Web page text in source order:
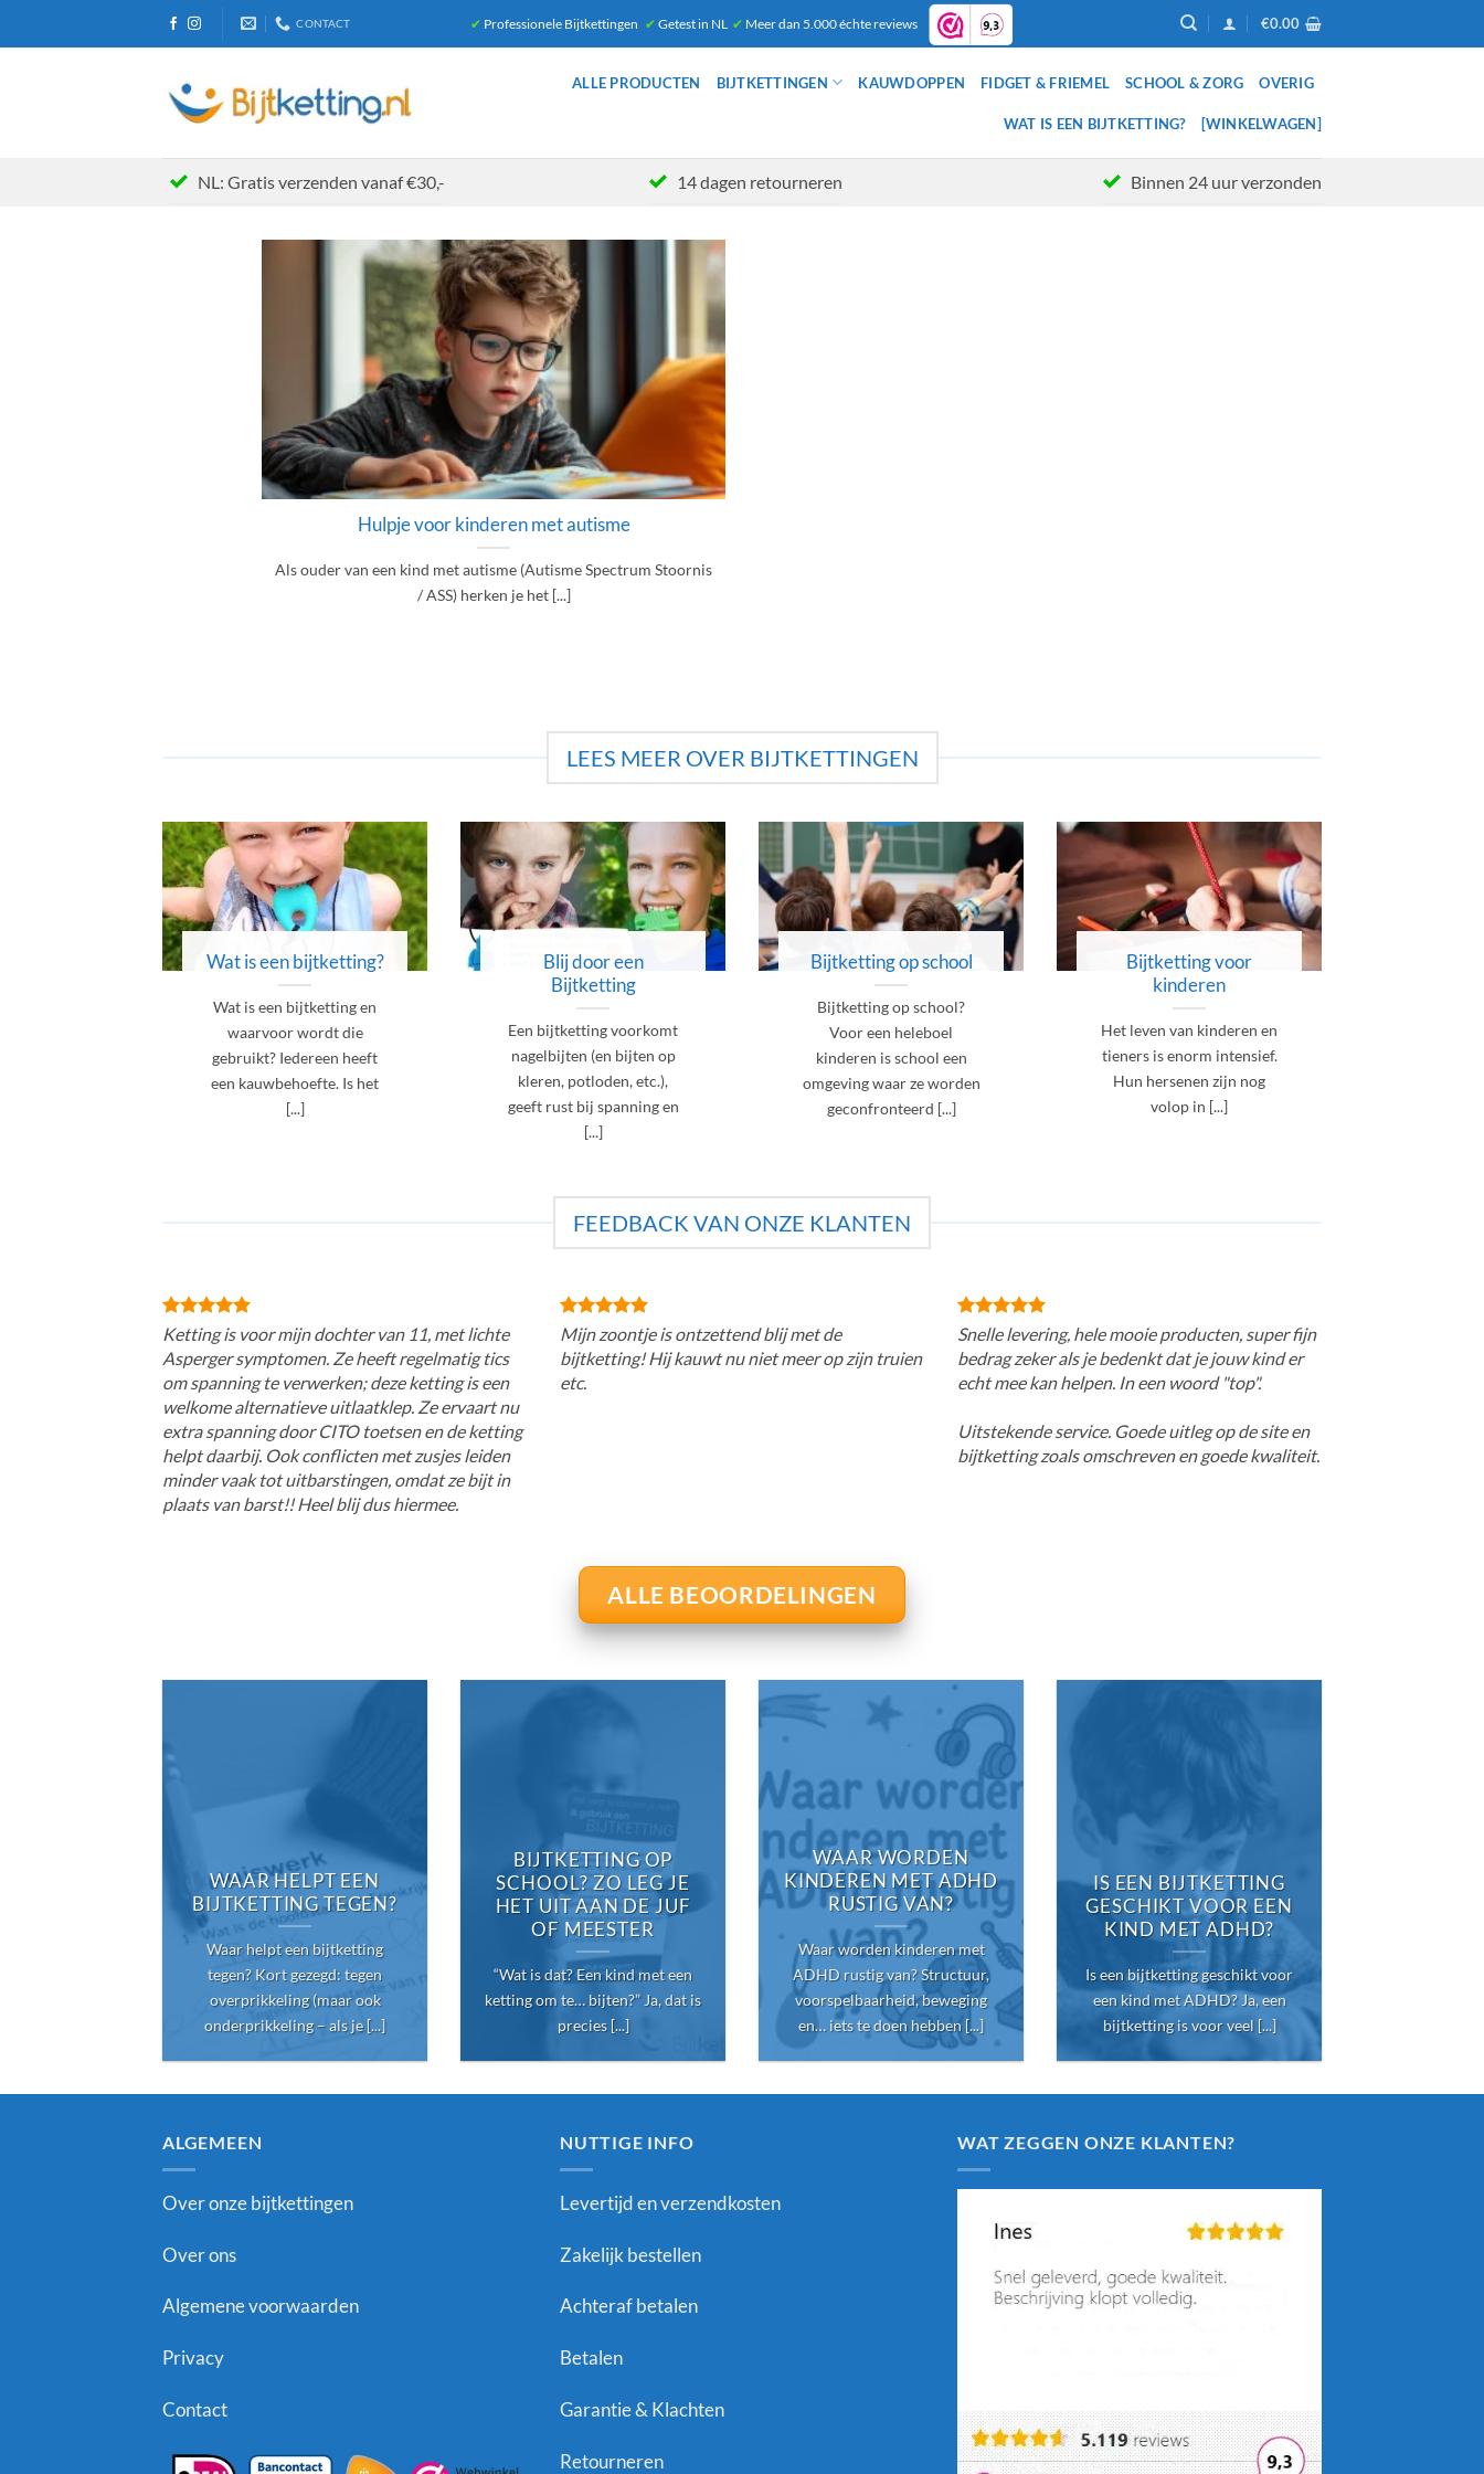
CONTACT ✔ Professionele Bijtkettingen ✔ Getest in NL ✔ Meer dan 5.000 échte reviews €0.00
ALLE PRODUCTEN BIJTKETTINGEN KAUWDOPPEN FIDGET & FRIEMEL SCHOOL & ZORG OVERIG
WAT IS EEN BIJTKETTING? [WINKELWAGEN]
NL: Gratis verzenden vanaf €30,- 14 dagen retourneren Binnen 24 uur verzonden
Hulpje voor kinderen met autisme
Als ouder van een kind met autisme (Autisme Spectrum Stoornis
/ ASS) herken je het [...]
LEES MEER OVER BIJTKETTINGEN
Wat is een bijtketting?
Wat is een bijtketting en
waarvoor wordt die
gebruikt? Iedereen heeft
een kauwbehoefte. Is het
[...]
Blij door een
Bijtketting
Een bijtketting voorkomt
nagelbijten (en bijten op
kleren, potloden, etc.),
geeft rust bij spanning en
[...]
Bijtketting op school
Bijtketting op school?
Voor een heleboel
kinderen is school een
omgeving waar ze worden
geconfronteerd [...]
Bijtketting voor
kinderen
Het leven van kinderen en
tieners is enorm intensief.
Hun hersenen zijn nog
volop in [...]
FEEDBACK VAN ONZE KLANTEN
Ketting is voor mijn dochter van 11, met lichte
Asperger symptomen. Ze heeft regelmatig tics
om spanning te verwerken; deze ketting is een
welkome alternatieve uitlaatklep. Ze ervaart nu
extra spanning door CITO toetsen en de ketting
helpt daarbij. Ook conflicten met zusjes leiden
minder vaak tot uitbarstingen, omdat ze bijt in
plaats van barst!! Heel blij dus hiermee.
Mijn zoontje is ontzettend blij met de
bijtketting! Hij kauwt nu niet meer op zijn truien
etc.
Snelle levering, hele mooie producten, super fijn
bedrag zeker als je bedenkt dat je jouw kind er
echt mee kan helpen. In een woord "top".
Uitstekende service. Goede uitleg op de site en
bijtketting zoals omschreven en goede kwaliteit.
ALLE BEOORDELINGEN
WAAR HELPT EEN
BIJTKETTING TEGEN?
Waar helpt een bijtketting
tegen? Kort gezegd: tegen
overprikkeling (maar ook
onderprikkeling – als je [...]
BIJTKETTING OP
SCHOOL? ZO LEG JE
HET UIT AAN DE JUF
OF MEESTER
“Wat is dat? Een kind met een
ketting om te… bijten?” Ja, dat is
precies [...]
WAAR WORDEN
KINDEREN MET ADHD
RUSTIG VAN?
Waar worden kinderen met
ADHD rustig van? Structuur,
voorspelbaarheid, beweging
en… iets te doen hebben [...]
IS EEN BIJTKETTING
GESCHIKT VOOR EEN
KIND MET ADHD?
Is een bijtketting geschikt voor
een kind met ADHD? Ja, een
bijtketting is voor veel [...]
ALGEMEEN
Over onze bijtkettingen
Over ons
Algemene voorwaarden
Privacy
Contact
NUTTIGE INFO
Levertijd en verzendkosten
Zakelijk bestellen
Achteraf betalen
Betalen
Garantie & Klachten
Retourneren
WAT ZEGGEN ONZE KLANTEN?